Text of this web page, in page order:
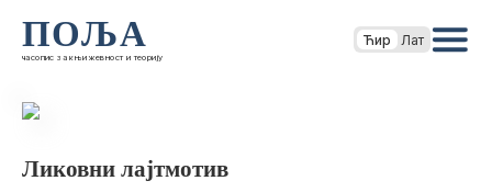
ПОЉА
часопис за књижевност и теорију
Ћир Лат
Ликовни лајтмотив